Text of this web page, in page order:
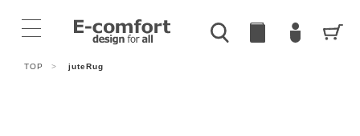
TOP > juteRug